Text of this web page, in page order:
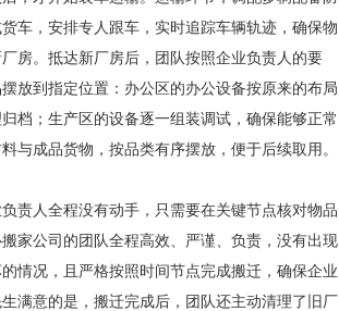
车，安排专人跟车，实时追踪车辆轨迹，确保物
房。抵达新厂房后，团队按照企业负责人的要
放到指定位置：办公区的办公设备按原来的布局
档；生产区的设备逐一组装调试，确保能够正常
与成品货物，按品类有序摆放，便于后续取用。
责人全程没有动手，只需要在关键节点核对物品
家公司的团队全程高效、严谨、负责，没有出现
情况，且严格按照时间节点完成搬迁，确保企业
满意的是，搬迁完成后，团队还主动清理了旧厂